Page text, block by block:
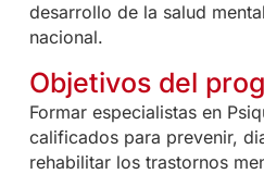
desarrollo de la salud
nacional.
Objetivos del
Formar especialistas en
calificados para prevenir,
rehabilitar los trastornos